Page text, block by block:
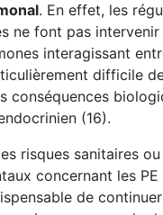
. En effet, les
ne font pas intervenir
interagissant
difficile
conséquences
(16).
risques sanitaires ou
concernant les
de